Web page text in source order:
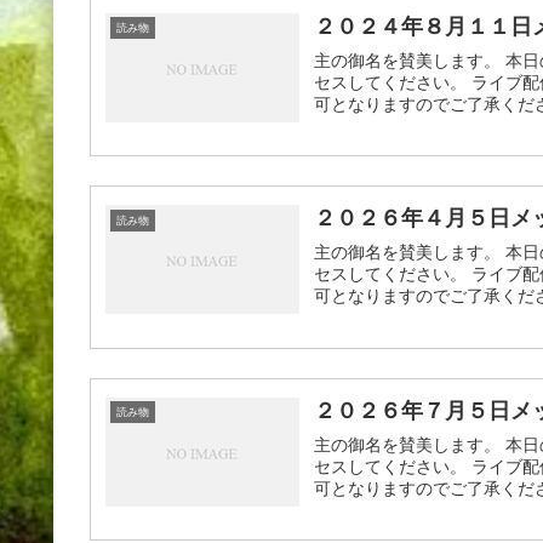
読み物 ２０２４年８月１１
主の御名を賛美します。 本
セスしてください。 ライブ
可となりますのでご了承くだ
読み物 ２０２６年４月５日
主の御名を賛美します。 本
セスしてください。 ライブ
可となりますのでご了承くだ
読み物 ２０２６年７月５日
主の御名を賛美します。 本
セスしてください。 ライブ
可となりますのでご了承くだ